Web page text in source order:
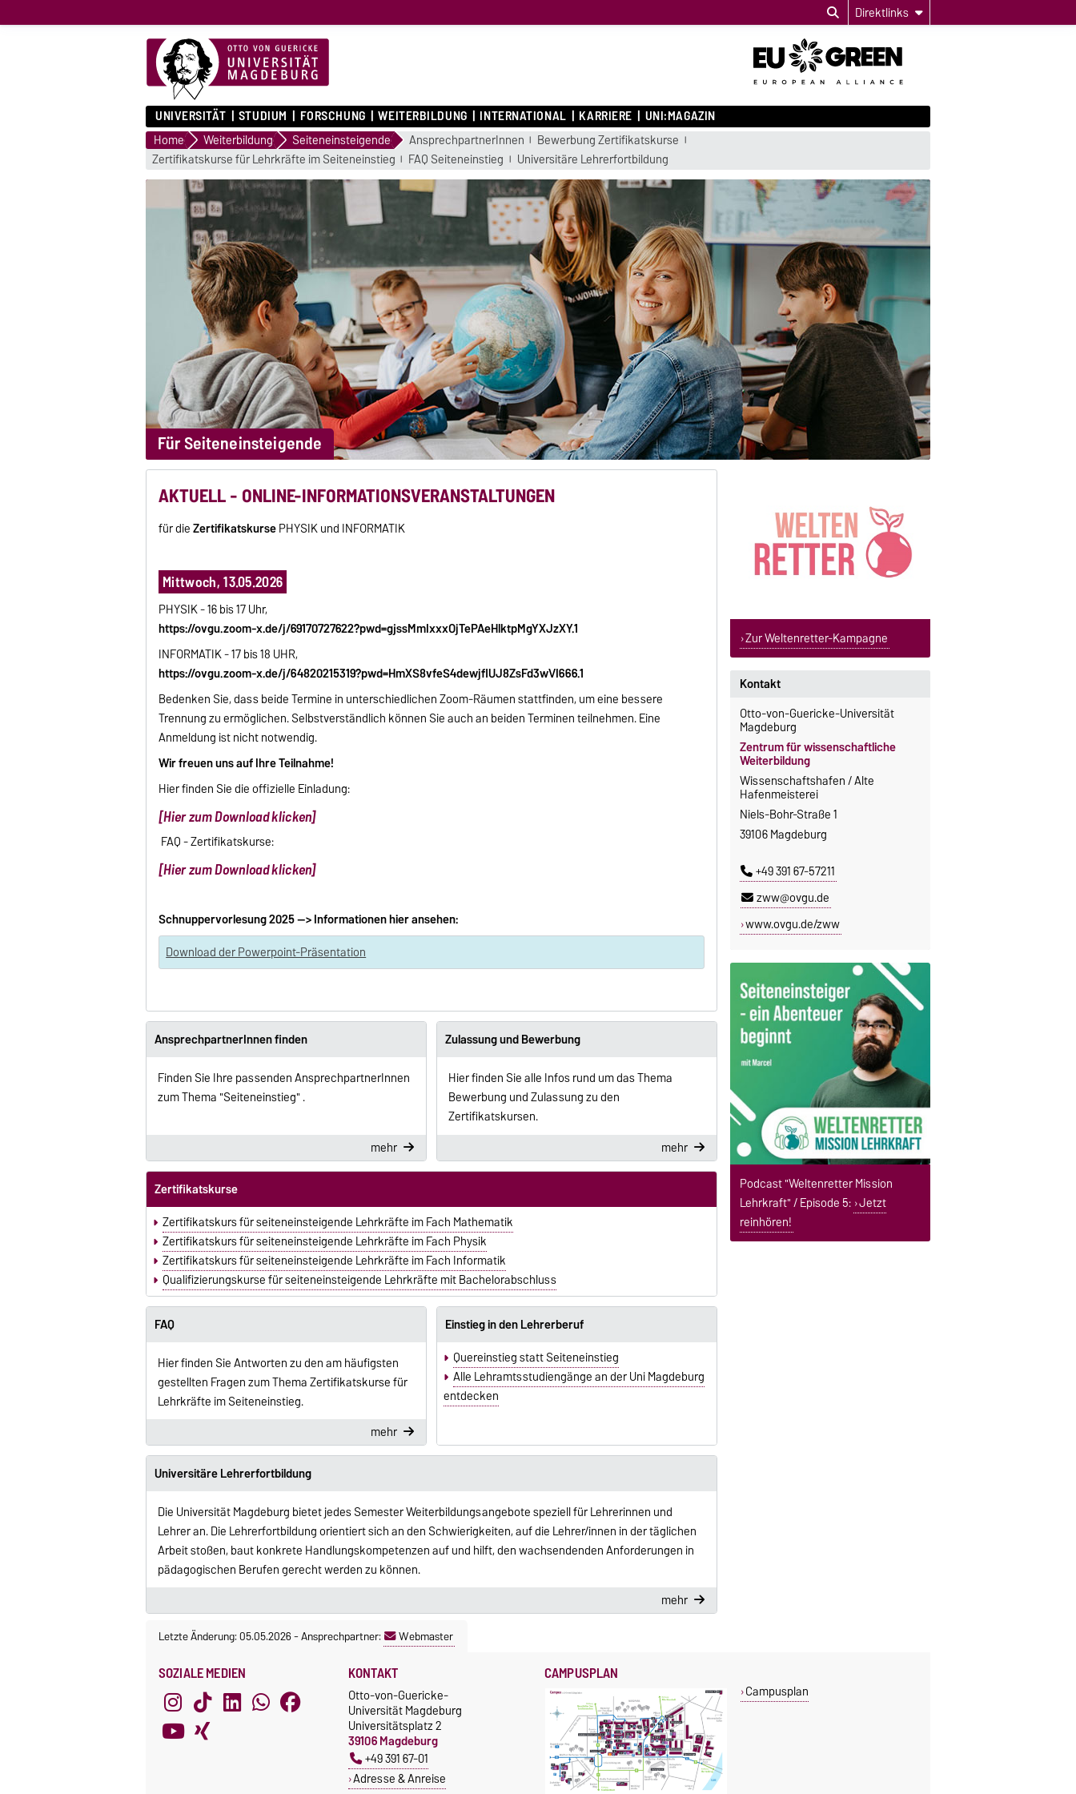
Direktlinks
UNIVERSITÄT STUDIUM FORSCHUNG WEITERBILDUNG INTERNATIONAL KARRIERE UNI:MAGAZIN
Home Weiterbildung Seiteneinsteigende AnsprechpartnerInnen
Bewerbung Zertifikatskurse
Zertifikatskurse für Lehrkräfte im Seiteneinstieg
FAQ Seiteneinstieg Universitäre Lehrerfortbildung
Für Seiteneinsteigende
AKTUELL - ONLINE-INFORMATIONSVERANSTALTUNGEN
für dieZertifikatskursePHYSIK und INFORMATIK
Mittwoch, 13.05.2026
PHYSIK - 16 bis 17 Uhr,
https://ovgu.zoom-x.de/j/69170727622?pwd=gjssMmIxxxOjTePAeHlktpMgYXJzXY.1
INFORMATIK - 17 bis 18 UHR,
https://ovgu.zoom-x.de/j/64820215319?pwd=HmXS8vfeS4dewjflUJ8ZsFd3wVI666.1
Bedenken Sie, dass beide Termine in unterschiedlichen Zoom-Räumen stattfinden, um eine bessere
Trennung zu ermöglichen. Selbstverständlich können Sie auch an beiden Terminen teilnehmen. Eine
Anmeldung ist nicht notwendig.
Wir freuen uns auf Ihre Teilnahme!
Hier finden Sie die offizielle Einladung:
[Hier zum Download klicken]
FAQ - Zertifikatskurse:
[Hier zum Download klicken]
Schnuppervorlesung 2025 --> Informationen hier ansehen:
Download der Powerpoint-Präsentation
AnsprechpartnerInnen finden
Finden Sie Ihre passenden AnsprechpartnerInnen
zum Thema "Seiteneinstieg" .
mehr
Zulassung und Bewerbung
Hier finden Sie alle Infos rund um das Thema
Bewerbung und Zulassung zu den
Zertifikatskursen.
mehr
Zertifikatskurse
Zertifikatskurs für seiteneinsteigende Lehrkräfte im Fach Mathematik
Zertifikatskurs für seiteneinsteigende Lehrkräfte im Fach Physik
Zertifikatskurs für seiteneinsteigende Lehrkräfte im Fach Informatik
Qualifizierungskurse für seiteneinsteigende Lehrkräfte mit Bachelorabschluss
FAQ
Hier finden Sie Antworten zu den am häufigsten
gestellten Fragen zum Thema Zertifikatskurse für
Lehrkräfte im Seiteneinstieg.
mehr
Einstieg in den Lehrerberuf
Quereinstieg statt Seiteneinstieg
Alle Lehramtsstudiengänge an der Uni Magdeburg
entdecken
Universitäre Lehrerfortbildung
Die Universität Magdeburg bietet jedes Semester Weiterbildungsangebote speziell für Lehrerinnen und
Lehrer an. Die Lehrerfortbildung orientiert sich an den Schwierigkeiten, auf die Lehrer/innen in der täglichen
Arbeit stoßen, baut konkrete Handlungskompetenzen auf und hilft, den wachsendenden Anforderungen in
pädagogischen Berufen gerecht werden zu können.
mehr
Podcast "Weltenretter Mission
Lehrkraft" / Episode 5: Jetzt
reinhören!
Kontakt
Otto-von-Guericke-Universität
Magdeburg
Zentrum für wissenschaftliche
Weiterbildung
Wissenschaftshafen / Alte
Hafenmeisterei
Niels-Bohr-Straße 1
39106 Magdeburg
+49 391 67-57211
zww@ovgu.de
www.ovgu.de/zww
Zur Weltenretter-Kampagne
Letzte Änderung: 05.05.2026-Ansprechpartner: Webmaster
SOZIALE MEDIEN KONTAKT
Otto-von-Guericke-
Universität Magdeburg
Universitätsplatz 2
39106 Magdeburg
+49 391 67-01
Adresse & Anreise
CAMPUSPLAN
Campusplan